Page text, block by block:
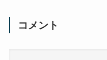
コメント